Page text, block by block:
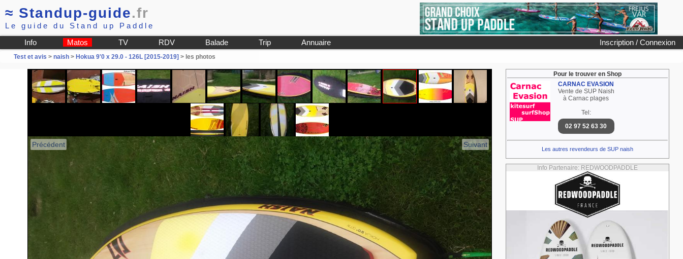
≈ Standup-guide.fr
Le guide du Stand up Paddle
Inscription / Connexion
Info Matos TV RDV Balade Trip Annuaire
Test et avis > naish> Hokua 9'0 x 29.0 - 126L [2015-2019] > les photos
Précédent Suivant
Pour le trouver en Shop
CARNAC EVASION
Vente de SUP Naish
à Carnac plages
Tel:
02 97 52 63 30
Les autres revendeurs de SUP naish
Info Partenaire: REDWOODPADDLE